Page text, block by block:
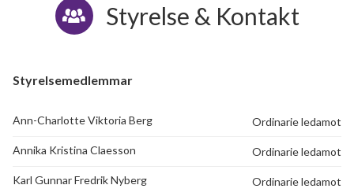
Styrelse & Kontakt
Styrelsemedlemmar
Ann-Charlotte Viktoria Berg Ordinarie ledamot
Annika Kristina Claesson Ordinarie ledamot
Karl Gunnar Fredrik Nyberg Ordinarie ledamot